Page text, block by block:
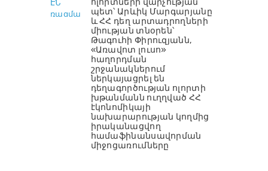
ոլորտների վարչության
պետ՝ Արևիկ Մարգարյանը
և ՀՀ դեղ արտադրողների
միության տնօրեն՝
Թագուհի Փիրուզյանն,
«Առավոտ լուսո»
հաղորդման
շրջանակներում
ներկայացրել են
դեղագործության ոլորտի
խթանմանն ուղղված ՀՀ
էկոնոմիկայի
նախարարության կողմից
իրականացվող
համաֆինանսավորման
միջոցառումները